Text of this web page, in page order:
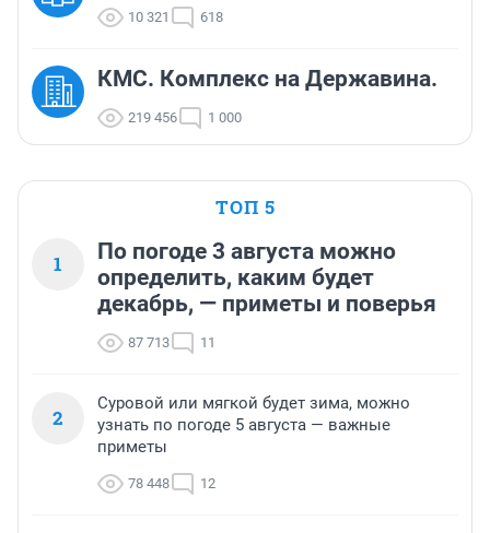
10 321 618
КМС. Комплекс на Державина.
219 456 1 000
ТОП 5
1
По погоде 3 августа можно
определить, каким будет
декабрь, — приметы и поверья
87 713 11
2
Суровой или мягкой будет зима, можно
узнать по погоде 5 августа — важные
приметы
78 448 12